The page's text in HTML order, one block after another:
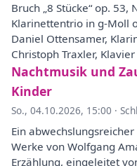
Bruch „8 Stücke“ op. 53,
Klarinettentrio in g-Moll
Daniel Ottensamer,
Christoph Traxler, Klavier
Nachtmusik und
Kinder
So., 04.10.2026, 15:00 ·
Ein
Werke von Wolfgang
Erzählung, eingeleitet